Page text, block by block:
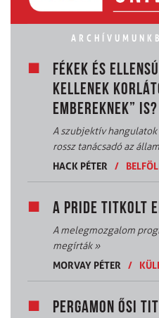
FÉKEK ÉS
KELLENEK
EMBEREKNEK” IS?
A szubjektív
rossz tanácsadó az
HACK PÉTER
/
A PRIDE TITKOLT
A melegmozgalom
megírták»
MORVAY PÉTER
/
PERGAMON ŐSI